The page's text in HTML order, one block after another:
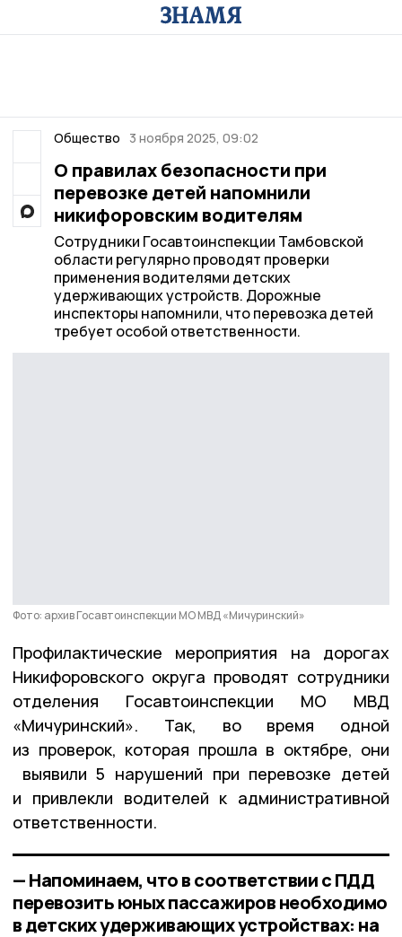
Общество 3 ноября 2025, 09:02
О правилах безопасности при
перевозке детей напомнили
никифоровским водителям
Сотрудники Госавтоинспекции Тамбовской
области регулярно проводят проверки
применения водителями детских
удерживающих устройств. Дорожные
инспекторы напомнили, что перевозка детей
требует особой ответственности.
Фото: архив Госавтоинспекции МО МВД «Мичуринский»
Профилактические мероприятия на дорогах
Никифоровского округа проводят сотрудники
отделения Госавтоинспекции МО МВД
«Мичуринский». Так, во время одной
из проверок, которая прошла в октябре, они
выявили 5 нарушений при перевозке детей
и привлекли водителей к административной
ответственности.
— Напоминаем, что в соответствии с ПДД
перевозить юных пассажиров необходимо
в детских удерживающих устройствах: на